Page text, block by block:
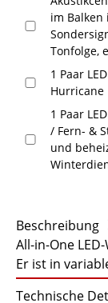
im
Tonfolge,
1 Paar
Hurricane
1 Paar
/ Fern- &
und
Beschreibung
All-in-One
Er ist in
Technische